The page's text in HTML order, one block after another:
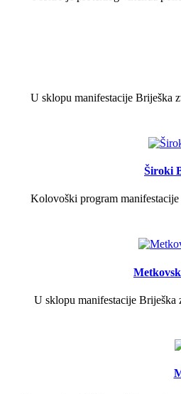
U sklopu manifestacije Briješka
Široki
Kolovoški program
U sklopu manifestacije